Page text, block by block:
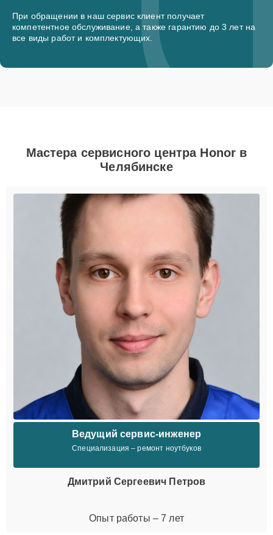
При обращении в наш сервис клиент получает
компетентное обслуживание, а также гарантию до 3 лет на
все виды работ и комплектующих.
Мастера сервисного центра Honor в
Челябинске
Ведущий сервис-инженер
Специализация – ремонт ноутбуков
Дмитрий Сергеевич Петров
Опыт работы – 7 лет